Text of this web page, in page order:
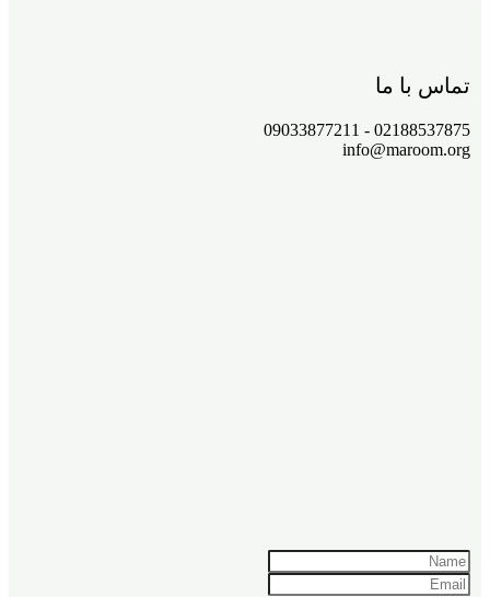
تماس با ما
02188537875 - 09033877211
info@maroom.org